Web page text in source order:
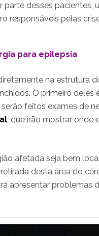
desses pacientes,
responsáveis pelas
para epilepsia
na estrutura
O primeiro deles
feitos exames de
, que irão mostrar onde
afetada seja bem
desta área do
apresentar problemas